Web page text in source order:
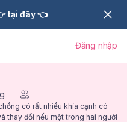
tại đây 👈
Đăng nhập
có rất nhiều khía cạnh có
thay đổi nếu một trong hai người